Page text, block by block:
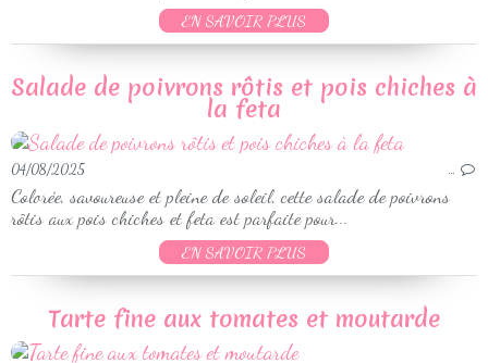
EN SAVOIR PLUS
Salade de poivrons rôtis et pois chiches à
la feta
04/08/2025 …
Colorée, savoureuse et pleine de soleil, cette salade de poivrons
rôtis aux pois chiches et feta est parfaite pour...
EN SAVOIR PLUS
Tarte fine aux tomates et moutarde